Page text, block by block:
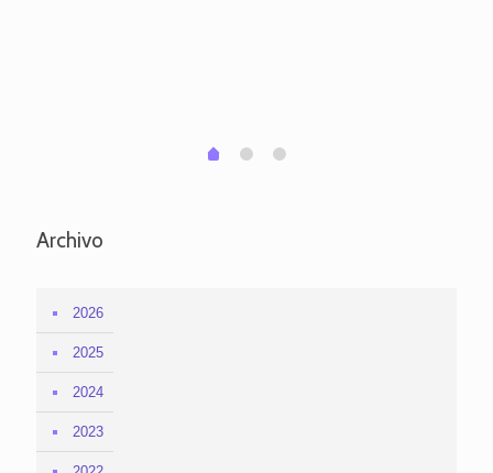
0 1 2
Archivo
2026
2025
2024
2023